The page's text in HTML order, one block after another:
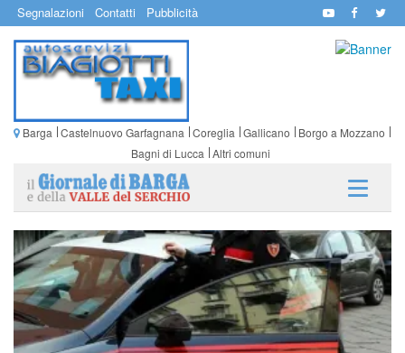
Segnalazioni Contatti Pubblicità
Barga Castelnuovo Garfagnana Coreglia Gallicano
Borgo a Mozzano
Bagni di Lucca Altri comuni